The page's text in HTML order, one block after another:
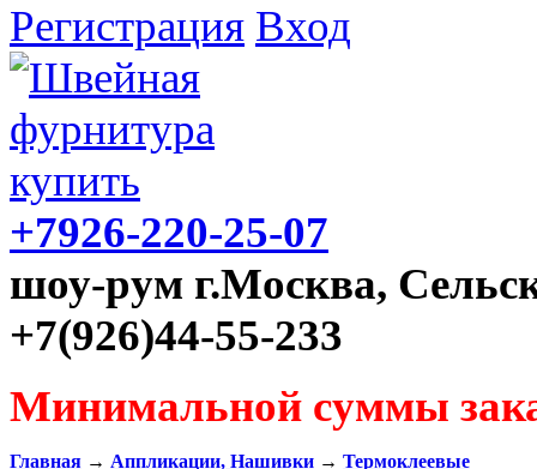
Регистрация Вход
+7926-220-25-07
шоу-рум г.Москва,
+7(926)44-55-233
Минимальной суммы
Главная → Аппликации, Нашивки → Термоклеевые